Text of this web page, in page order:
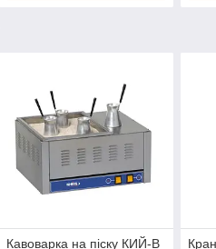
Кавоварка на піску КИЙ-В